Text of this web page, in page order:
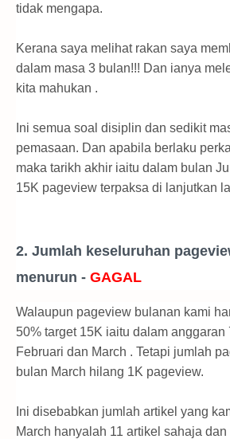
tidak mengapa.
Kerana saya melihat rakan saya
dalam masa 3 bulan!!! Dan ianya
kita mahukan .
Ini semua soal disiplin dan sedikit
pemasaan. Dan apabila berlaku
maka tarikh akhir iaitu dalam bulan
15K pageview terpaksa di lanjutkan
2. Jumlah keseluruhan
menurun - GAGAL
Walaupun pageview bulanan kami
50% target 15K iaitu dalam
Februari dan March . Tetapi jumlah
bulan March hilang 1K pageview.
Ini disebabkan jumlah artikel yang
March hanyalah 11 artikel sahaja